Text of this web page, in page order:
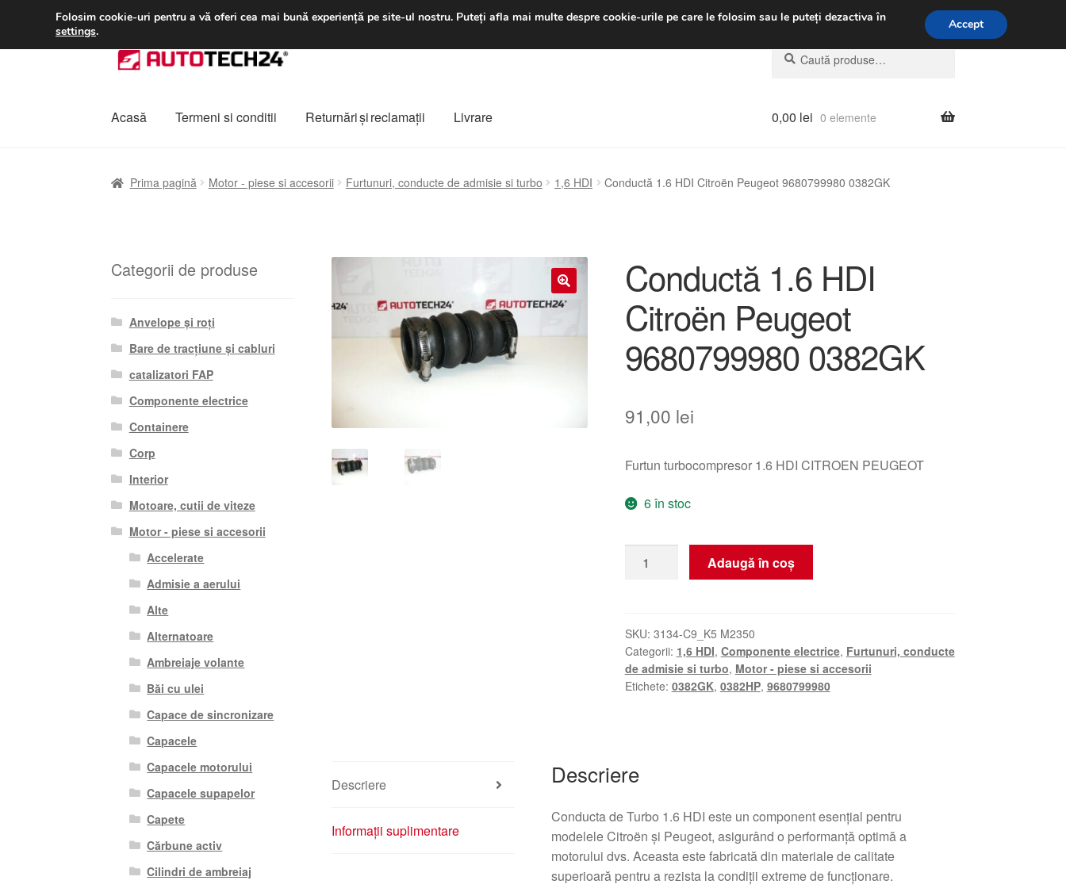
LIVRARE de la 33 lei luni-vineri 9 a.m. - 4 p.m.031 229 6816
Sari
la
Sari
la
Caută
după:
Caută
Acasă Termeni si conditii Returnări şi reclamații Livrare 0,00 lei 0 elemente
Prima pagină Motor - piese si accesorii Furtunuri, conducte de admisie si turbo 1,6 HDI Conductă 1.6 HDI Citroën Peugeot 9680799980 0382GK
🔍
Conductă 1.6 HDI
Citroën Peugeot
9680799980 0382GK
91,00 lei
Furtun turbocompresor 1.6 HDI CITROEN PEUGEOT
6 în stoc
Conductă
Citroën
Peugeot
9680799980
0382GK
Adaugă în coș
SKU: 3134-C9_K5 M2350
Categorii: 1,6 HDI, Componente electrice, Furtunuri, conducte
de admisie si turbo, Motor - piese si accesorii
Etichete: 0382GK, 0382HP, 9680799980
Descriere
Informații suplimentare
Descriere
Conducta de Turbo 1.6 HDI este un component esențial pentru
modelele Citroën și Peugeot, asigurând o performanță optimă a
motorului dvs. Aceasta este fabricată din materiale de calitate
superioară pentru a rezista la condiții extreme de funcționare.
Categorii de produse
Anvelope și roți
Bare de tracțiune și cabluri
catalizatori FAP
Componente electrice
Containere
Corp
Interior
Motoare, cutii de viteze
Motor - piese si accesorii
Accelerate
Admisie a aerului
Alte
Alternatoare
Ambreiaje volante
Băi cu ulei
Capace de sincronizare
Capacele
Capacele motorului
Capacele supapelor
Capete
Cărbune activ
Cilindri de ambreiaj
Folosim cookie-uri pentru a vă oferi cea mai bună experiență pe site-ul nostru. Puteți afla mai multe despre cookie-urile pe care le folosim sau le puteți dezactiva în
settings. Accept